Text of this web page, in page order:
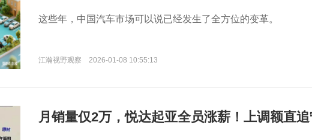
这些年，中国汽车市场可以说已经发生了全方位的变革。
江瀚视野观察 2026-01-08 10:55:13
月销量仅2万，悦达起亚全员涨薪！上调额直